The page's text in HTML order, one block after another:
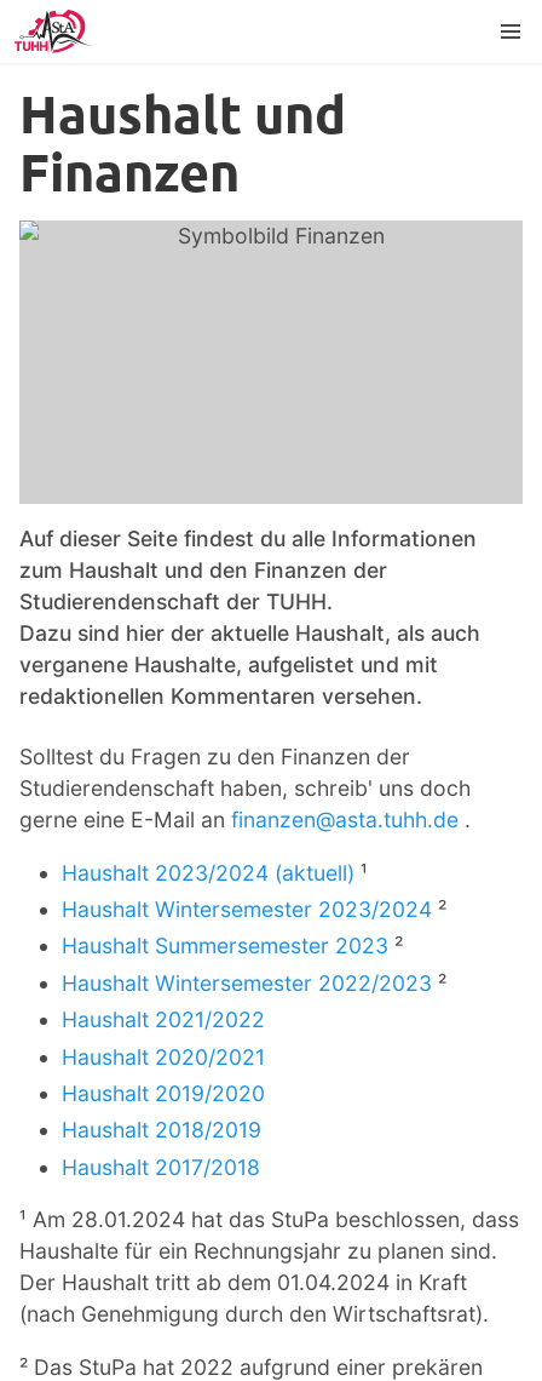
Haushalt und
Finanzen
Auf dieser Seite findest du alle Informationen
zum Haushalt und den Finanzen der
Studierendenschaft der TUHH.
Dazu sind hier der aktuelle Haushalt, als auch
verganene Haushalte, aufgelistet und mit
redaktionellen Kommentaren versehen.
Solltest du Fragen zu den Finanzen der
Studierendenschaft haben, schreib' uns doch
gerne eine E-Mail an finanzen@asta.tuhh.de .
Haushalt 2023/2024 (aktuell) ¹
Haushalt Wintersemester 2023/2024 ²
Haushalt Summersemester 2023 ²
Haushalt Wintersemester 2022/2023 ²
Haushalt 2021/2022
Haushalt 2020/2021
Haushalt 2019/2020
Haushalt 2018/2019
Haushalt 2017/2018
¹ Am 28.01.2024 hat das StuPa beschlossen, dass
Haushalte für ein Rechnungsjahr zu planen sind.
Der Haushalt tritt ab dem 01.04.2024 in Kraft
(nach Genehmigung durch den Wirtschaftsrat).
² Das StuPa hat 2022 aufgrund einer prekären